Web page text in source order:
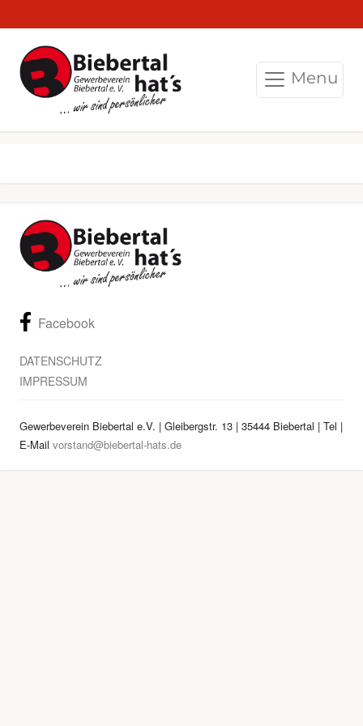
Menu
Facebook
DATENSCHUTZ
IMPRESSUM
Gewerbeverein Biebertal e.V. | Gleibergstr. 13 | 35444 Biebertal | Tel |
E-Mail vorstand@biebertal-hats.de